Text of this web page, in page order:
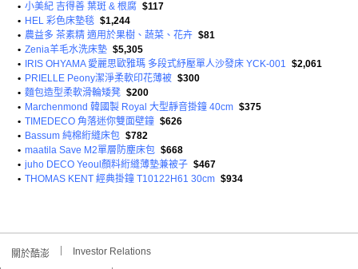
• 小美紀 吉得善 葉斑 & 根腐 $117
• HEL 彩色床墊毯 $1,244
• 農益多 茶素精 適用於果樹、蔬菜、花卉 $81
• Zenia羊毛水洗床墊 $5,305
•
IRIS OHYAMA 愛麗思歐雅瑪 多段式紓壓單人沙發床 YCK-001 $2,061
• PRIELLE Peony潔淨柔軟印花薄被 $300
• 麵包造型柔軟滑輪矮凳 $200
• Marchenmond 韓國製 Royal 大型靜音掛鐘 40cm $375
• TIMEDECO 角落迷你雙面壁鐘 $626
• Bassum 純棉絎縫床包 $782
• maatila Save M2單層防塵床包 $668
• juho DECO Yeoul顏料絎縫薄墊兼被子 $467
• THOMAS KENT 經典掛鐘 T10122H61 30cm $934
關於酷澎 Investor Relations